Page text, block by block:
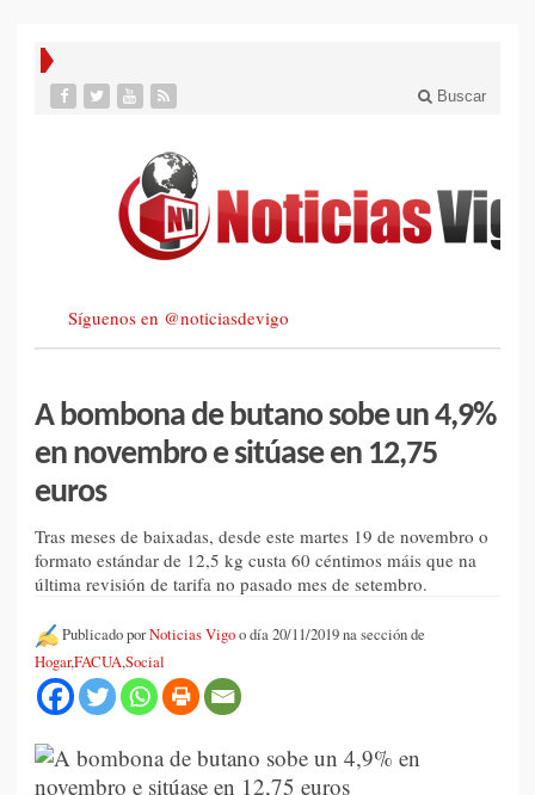
Buscar
Síguenos en @noticiasdevigo
A bombona de butano sobe un 4,9%
en novembro e sitúase en 12,75
euros
Tras meses de baixadas, desde este martes 19 de novembro o
formato estándar de 12,5 kg custa 60 céntimos máis que na
última revisión de tarifa no pasado mes de setembro.
Publicado porNoticias Vigoo día 20/11/2019 na sección de
Hogar,FACUA,Social